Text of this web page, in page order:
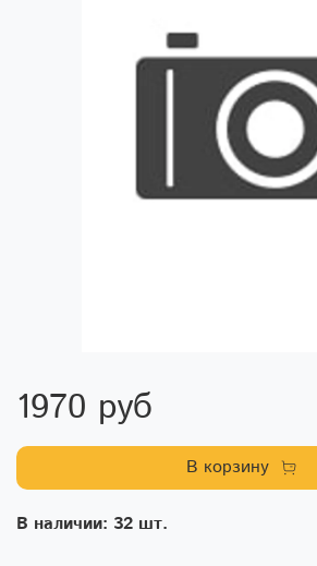
1970 руб
В корзину
В наличии: 32 шт.